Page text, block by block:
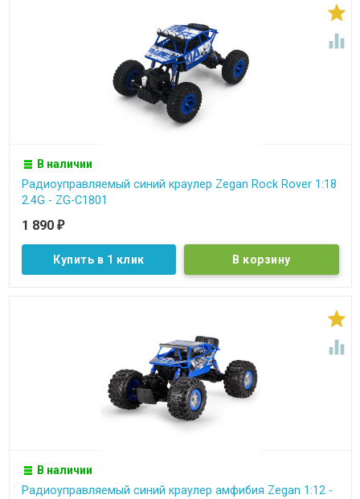


В наличии
Радиоуправляемый синий краулер Zegan Rock Rover 1:18
2.4G - ZG-C1801
1 890 ₽
Купить в 1 клик


В наличии
Радиоуправляемый синий краулер амфибия Zegan 1:12 -